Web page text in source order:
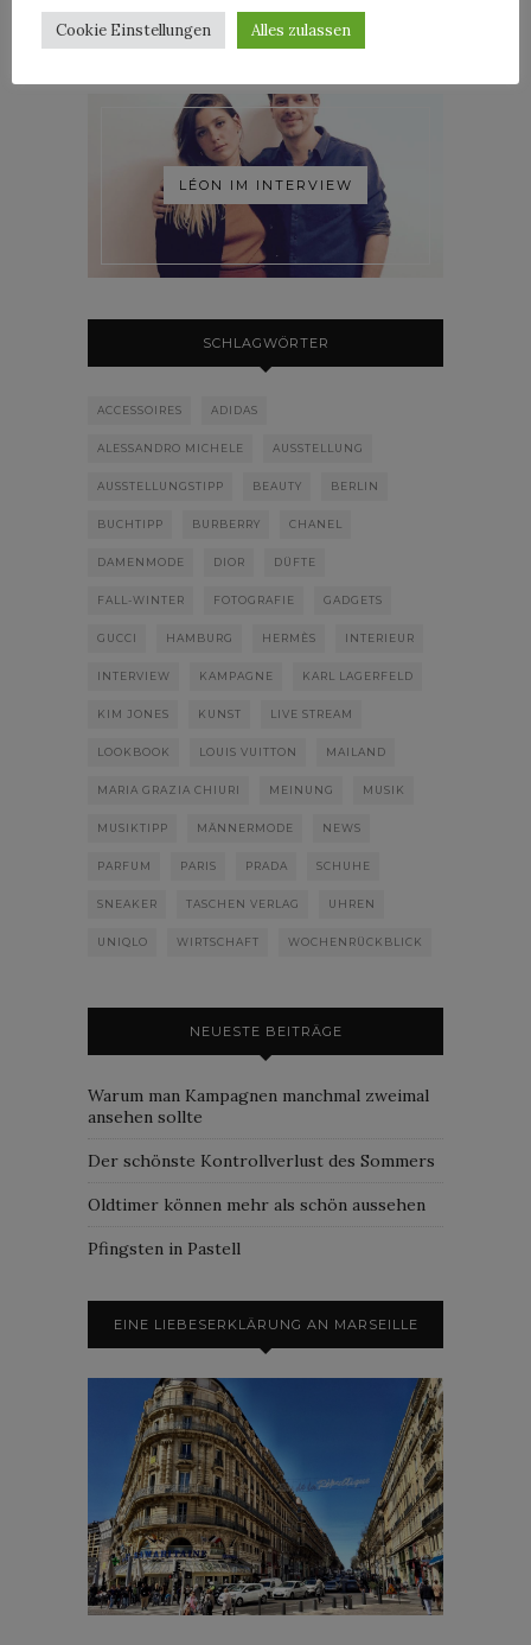
LÉON IM INTERVIEW
SCHLAGWÖRTER
ACCESSOIRES ADIDAS
ALESSANDRO MICHELE AUSSTELLUNG
AUSSTELLUNGSTIPP BEAUTY BERLIN
BUCHTIPP BURBERRY CHANEL
DAMENMODE DIOR DÜFTE
FALL-WINTER FOTOGRAFIE GADGETS
GUCCI HAMBURG HERMÈS INTERIEUR
INTERVIEW KAMPAGNE KARL LAGERFELD
KIM JONES KUNST LIVE STREAM
LOOKBOOK LOUIS VUITTON MAILAND
MARIA GRAZIA CHIURI MEINUNG MUSIK
MUSIKTIPP MÄNNERMODE NEWS
PARFUM PARIS PRADA SCHUHE
SNEAKER TASCHEN VERLAG UHREN
UNIQLO WIRTSCHAFT WOCHENRÜCKBLICK
NEUESTE BEITRÄGE
Warum man Kampagnen manchmal zweimal
ansehen sollte
Der schönste Kontrollverlust des Sommers
Oldtimer können mehr als schön aussehen
Pfingsten in Pastell
EINE LIEBESERKLÄRUNG AN MARSEILLE
Cookie Einstellungen Alles zulassen